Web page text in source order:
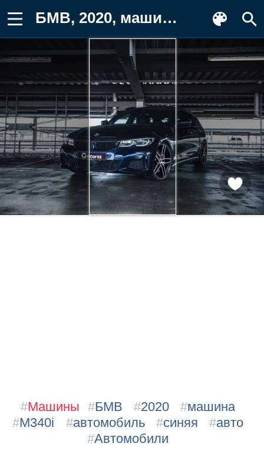
БМВ, 2020, машина, M340i, автомобиль Фото
#Машины #БМВ #2020 #машина
#M340i #автомобиль #синяя #авто
#Автомобили